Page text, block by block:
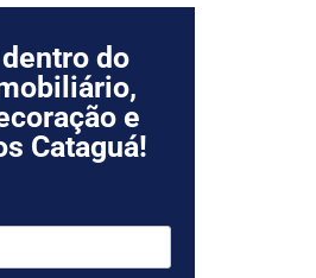
do
e
Cataguá!